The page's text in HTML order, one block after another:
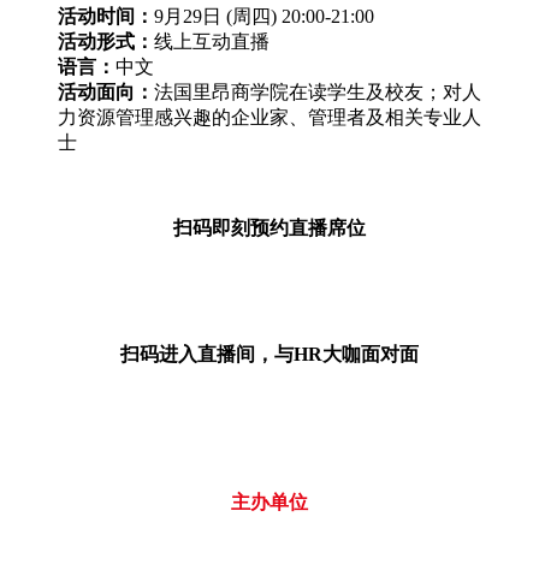
活动时间： 9月29日 (周四) 20:00-21:00
活动形式： 线上互动直播
语言： 中文
活动面向： 法国里昂商学院在读学生及校友；对人
力资源管理感兴趣的企业家、管理者及相关专业人
士
扫码即刻预约直播席位
扫码进入直播间，与HR大咖面对面
主办单位